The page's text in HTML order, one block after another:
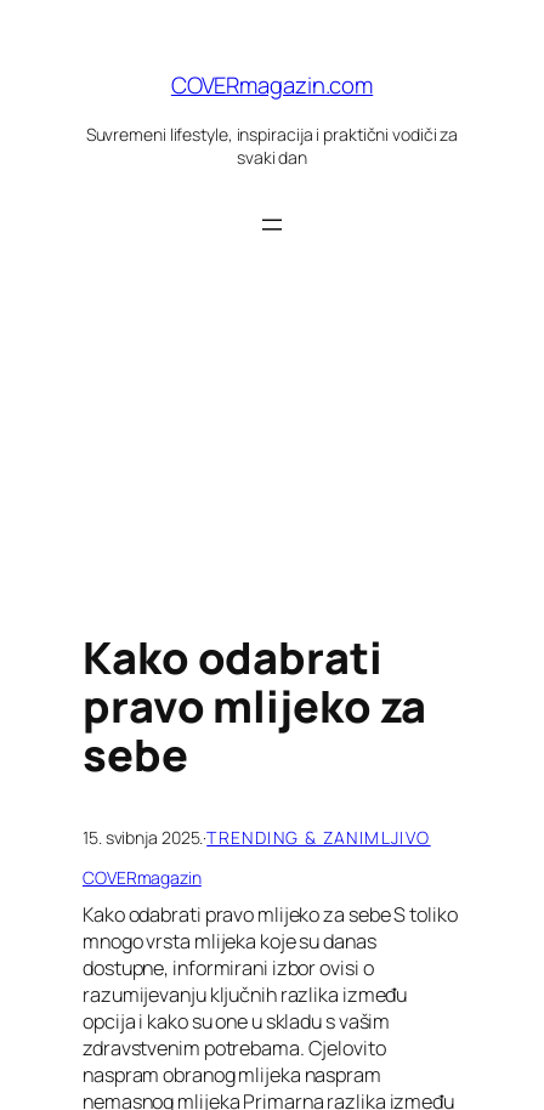
COVERmagazin.com
Suvremeni lifestyle, inspiracija i praktični vodiči za
svaki dan
Kako odabrati
pravo mlijeko za
sebe
15. svibnja 2025.·TRENDING & ZANIMLJIVO
COVERmagazin
Kako odabrati pravo mlijeko za sebe S toliko
mnogo vrsta mlijeka koje su danas
dostupne, informirani izbor ovisi o
razumijevanju ključnih razlika između
opcija i kako su one u skladu s vašim
zdravstvenim potrebama. Cjelovito
naspram obranog mlijeka naspram
nemasnog mlijeka Primarna razlika između